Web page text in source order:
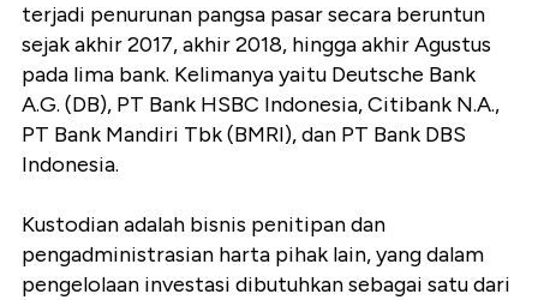
terjadi penurunan pangsa pasar secara beruntun
sejak akhir 2017, akhir 2018, hingga akhir Agustus
pada lima bank. Kelimanya yaitu Deutsche Bank
A.G. (DB), PT Bank HSBC Indonesia, Citibank N.A.,
PT Bank Mandiri Tbk (BMRI), dan PT Bank DBS
Indonesia.
Kustodian adalah bisnis penitipan dan
pengadministrasian harta pihak lain, yang dalam
pengelolaan investasi dibutuhkan sebagai satu dari